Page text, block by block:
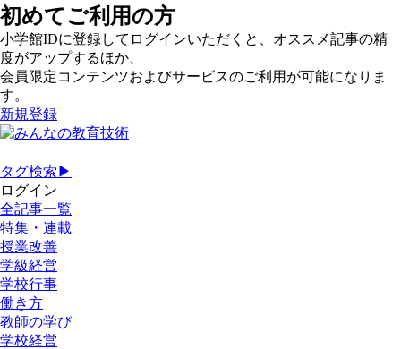
初めてご利用の方
小学館IDに登録してログインいただくと、オススメ記事の精
度がアップするほか、
会員限定コンテンツおよびサービスのご利用が可能になりま
す。
新規登録
タグ検索▶
ログイン
全記事一覧
特集・連載
授業改善
学級経営
学校行事
働き方
教師の学び
学校経営